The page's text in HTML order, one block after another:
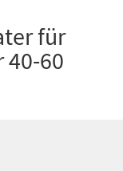
für
40-60